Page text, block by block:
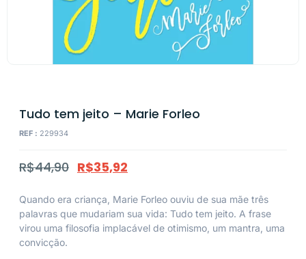
Tudo tem jeito – Marie Forleo
REF : 229934
R$44,90 R$35,92
Quando era criança, Marie Forleo ouviu de sua mãe três
palavras que mudariam sua vida: Tudo tem jeito. A frase
virou uma filosofia implacável de otimismo, um mantra, uma
convicção.